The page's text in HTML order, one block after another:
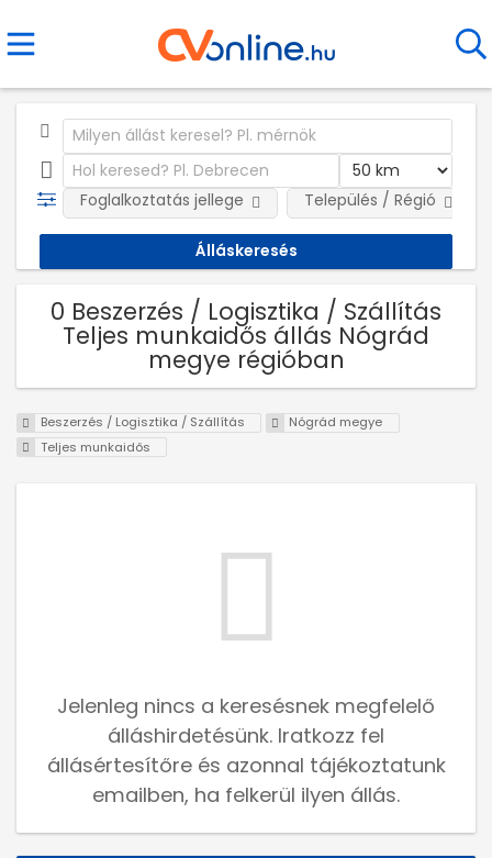
Foglalkoztatás jellege Település / Régió
0 Beszerzés / Logisztika / Szállítás
Teljes munkaidős állás Nógrád
megye régióban
Beszerzés / Logisztika / Szállítás
Nógrád megye
Teljes munkaidős
Jelenleg nincs a keresésnek megfelelő
álláshirdetésünk. Iratkozz fel
állásértesítőre és azonnal tájékoztatunk
emailben, ha felkerül ilyen állás.